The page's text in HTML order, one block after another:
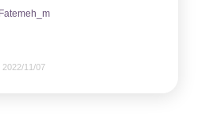
Fatemeh_m
2022/11/07